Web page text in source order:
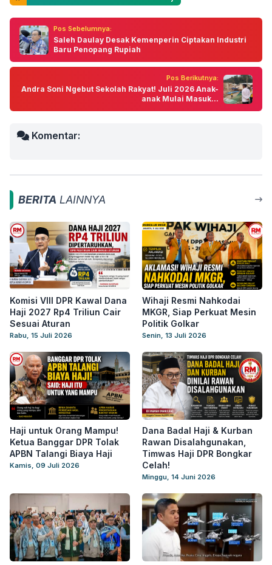
Pos Sebelumnya:
Saleh Daulay Desak Kemenperin Ciptakan Industri
Baru Penopang Rupiah
Pos Berikutnya:
Andra Soni Ngebut Sekolah Rakyat! Juli 2026 Anak-
anak Mulai Masuk...
Komentar:
BERITA LAINNYA
Komisi VIII DPR Kawal Dana
Haji 2027 Rp4 Triliun Cair
Sesuai Aturan
Rabu, 15 Juli 2026
Wihaji Resmi Nahkodai
MKGR, Siap Perkuat Mesin
Politik Golkar
Senin, 13 Juli 2026
Haji untuk Orang Mampu!
Ketua Banggar DPR Tolak
APBN Talangi Biaya Haji
Kamis, 09 Juli 2026
Dana Badal Haji & Kurban
Rawan Disalahgunakan,
Timwas Haji DPR Bongkar
Celah!
Minggu, 14 Juni 2026